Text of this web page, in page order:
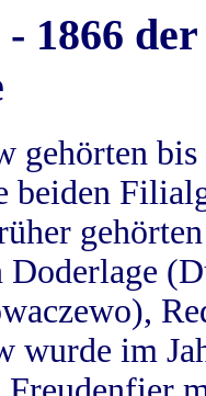
- 1866
gehörten
beiden
wurde im